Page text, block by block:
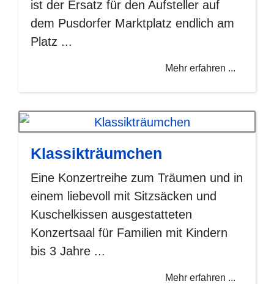
ist der Ersatz für den Aufsteller auf
dem Pusdorfer Marktplatz endlich am
Platz ...
Mehr erfahren ...
Klassikträumchen
Eine Konzertreihe zum Träumen und in
einem liebevoll mit Sitzsäcken und
Kuschelkissen ausgestatteten
Konzertsaal für Familien mit Kindern
bis 3 Jahre ...
Mehr erfahren ...